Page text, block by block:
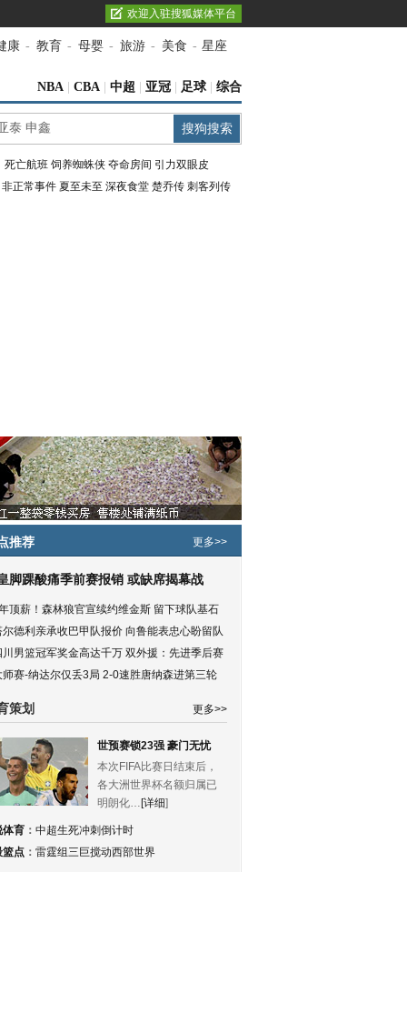
欢迎入驻搜狐媒体平台
康 - 教育 - 母婴 - 旅游 - 美食 - 星座
NBA CBA 中超 亚冠 足球 综合
死亡航班 饲养蜘蛛侠 夺命房间 引力双眼皮
非正常事件 夏至未至 深夜食堂 楚乔传 刺客列传
推荐 更多>>
脚踝酸痛季前赛报销 或缺席揭幕战
顶薪！森林狼官宣续约维金斯 留下球队基石
尔德利亲承收巴甲队报价 向鲁能表忠心盼留队
川男篮冠军奖金高达千万 双外援：先进季后赛
师赛-纳达尔仅丢3局 2-0速胜唐纳森进第三轮
策划 更多>>
世预赛锁23强 豪门无忧
本次FIFA比赛日结束后，
各大洲世界杯名额归属已
明朗化… [详细]
体育 ： 中超生死冲刺倒计时
篮点 ： 雷霆组三巨搅动西部世界